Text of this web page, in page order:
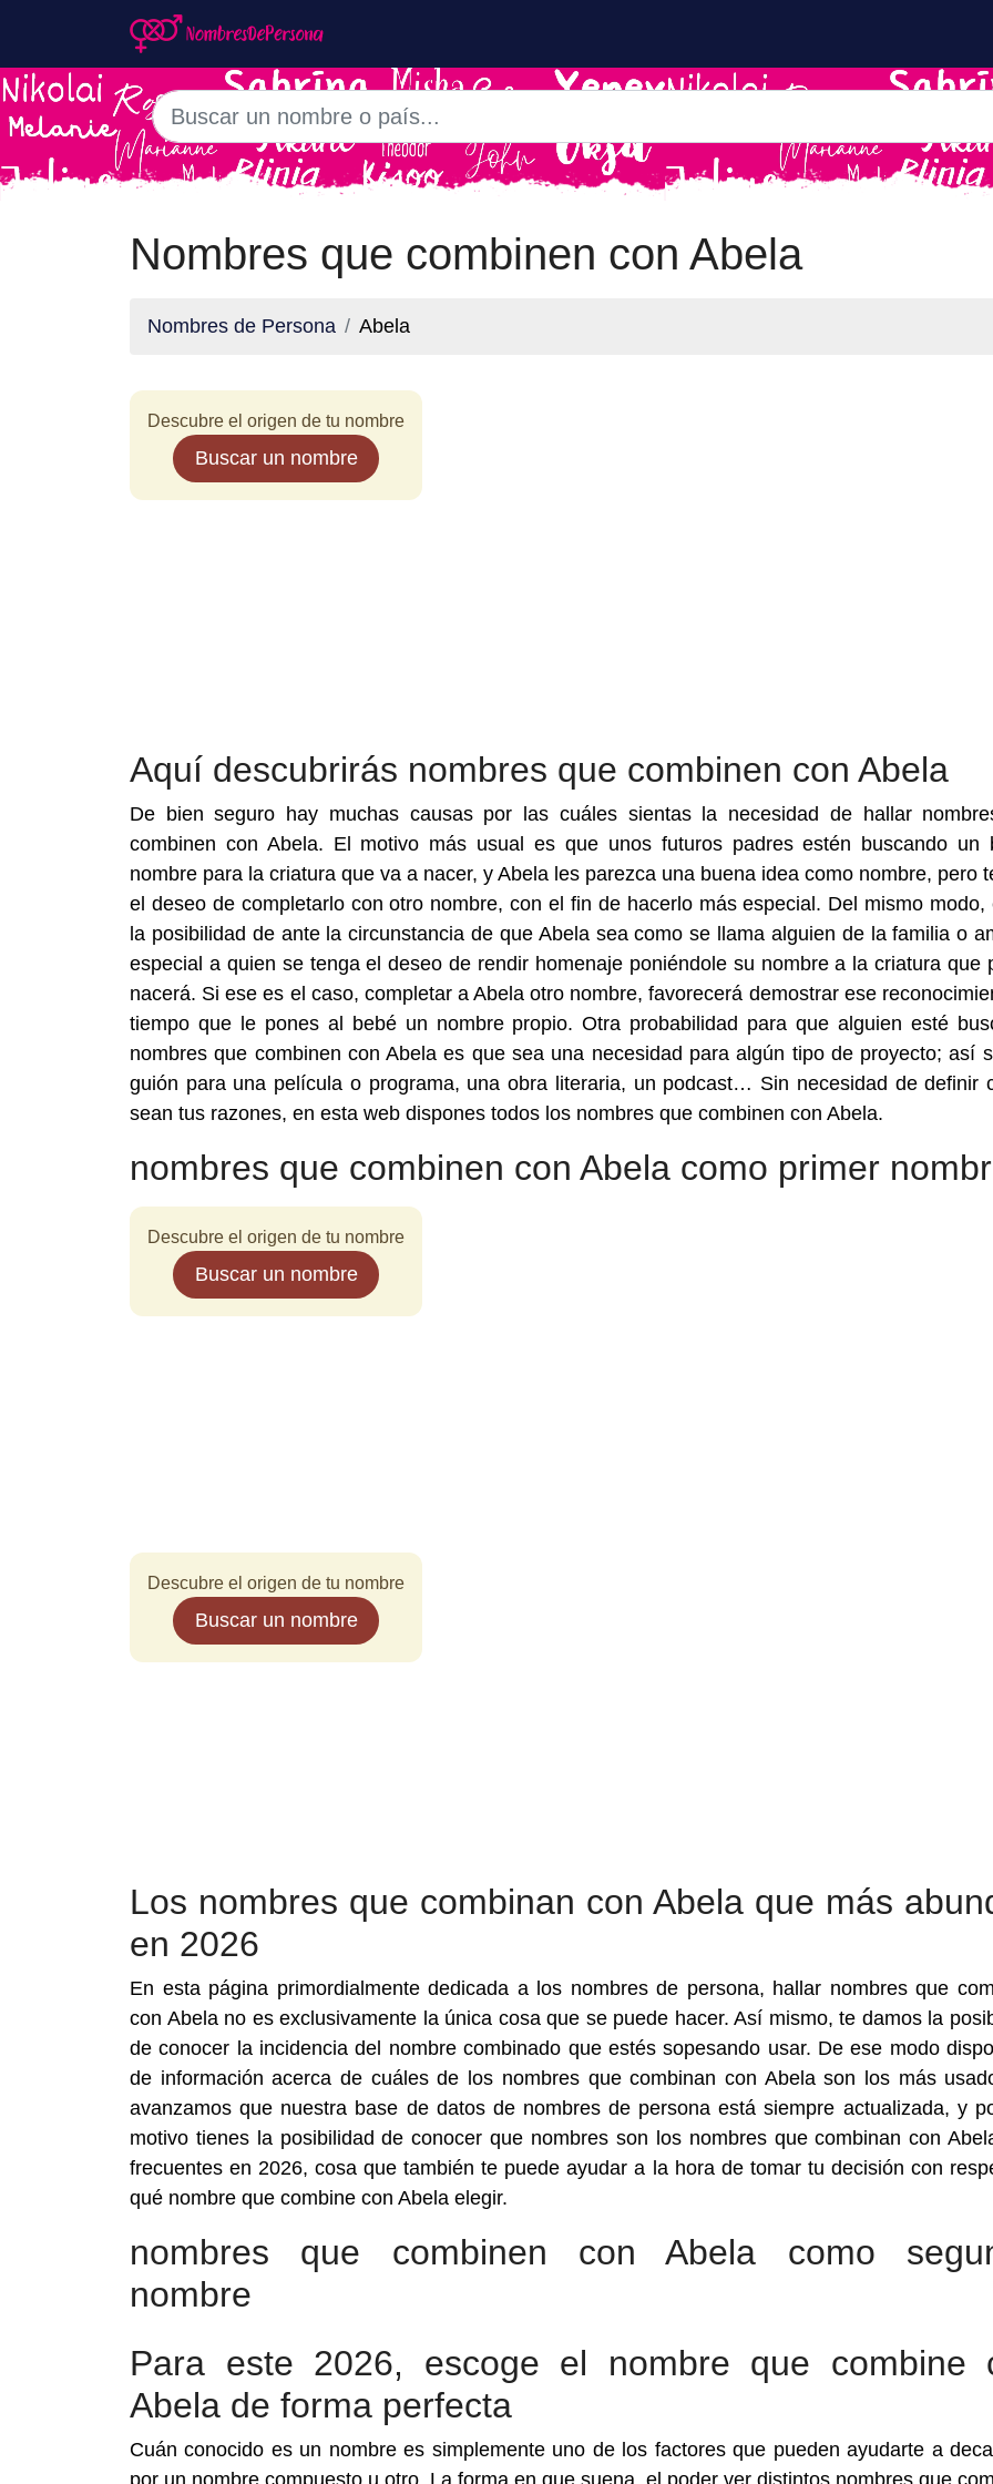
Nombres que combinen con Abela
Nombres de Persona Abela
Descubre el origen de tu nombre
Buscar un nombre
Aquí descubrirás nombres que combinen con Abela
De bien seguro hay muchas causas por las cuáles sientas la necesidad de hallar
combinen con Abela. El motivo más usual es que unos futuros padres estén buscando un
nombre para la criatura que va a nacer, y Abela les parezca una buena idea como nombre, pero
el deseo de completarlo con otro nombre, con el fin de hacerlo más especial. Del mismo modo,
la posibilidad de ante la circunstancia de que Abela sea como se llama alguien de la familia o
especial a quien se tenga el deseo de rendir homenaje poniéndole su nombre a la criatura que
nacerá. Si ese es el caso, completar a Abela otro nombre, favorecerá demostrar ese
tiempo que le pones al bebé un nombre propio. Otra probabilidad para que alguien esté
nombres que combinen con Abela es que sea una necesidad para algún tipo de proyecto; así
guión para una película o programa, una obra literaria, un podcast… Sin necesidad de definir
sean tus razones, en esta web dispones todos los nombres que combinen con Abela.
nombres que combinen con Abela como primer
Descubre el origen de tu nombre
Buscar un nombre
Descubre el origen de tu nombre
Buscar un nombre
Los nombres que combinan con Abela que más
en 2026
En esta página primordialmente dedicada a los nombres de persona, hallar nombres que
con Abela no es exclusivamente la única cosa que se puede hacer. Así mismo, te damos la
de conocer la incidencia del nombre combinado que estés sopesando usar. De ese modo
de información acerca de cuáles de los nombres que combinan con Abela son los más
avanzamos que nuestra base de datos de nombres de persona está siempre actualizada, y
motivo tienes la posibilidad de conocer que nombres son los nombres que combinan con
frecuentes en 2026, cosa que también te puede ayudar a la hora de tomar tu decisión con
qué nombre que combine con Abela elegir.
nombres que combinen con Abela como
nombre
Para este 2026, escoge el nombre que combine
Abela de forma perfecta
Cuán conocido es un nombre es simplemente uno de los factores que pueden ayudarte a
por un nombre compuesto u otro. La forma en que suena, el poder ver distintos nombres que